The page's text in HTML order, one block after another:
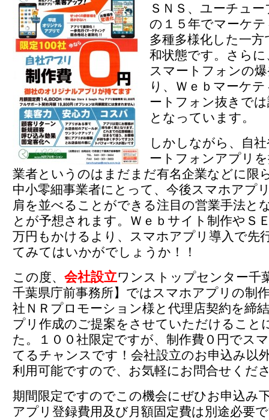
ＳＮＳ、ユーチュ
の１５年でマーケ
多種多様化した一方
和状態です。さら
スマートフォンの
り、Ｗｅｂマーケ
ートフォン抜きで
となっています。
しかしながら、自
ートフォンアプリ
業者というのはまだまだ有名企業などに限
中小零細事業者にとって、今後スマホアプ
肩を並べることができる注目の営業手法と
とが予想されます。Ｗｅｂサイト制作やＳ
万円もかけるより、スマホアプリ導入で先
てみてはいかがでしょうか！！
この度、 会社設立ワンストップセンター千
千葉県庁前事務所】ではスマホアプリの制
社ＮＲプロモーション様と代理店契約を締
プリ作成のご提案をさせていただけること
た。１００社限定ですが、制作費０円でス
てるチャンスです！会社設立のお申込み以
利用可能ですので、お気軽にお問合せくだ
期間限定ですのでこの機会にぜひお申込み
アプリ登録費用及び月額固定費は別途必要